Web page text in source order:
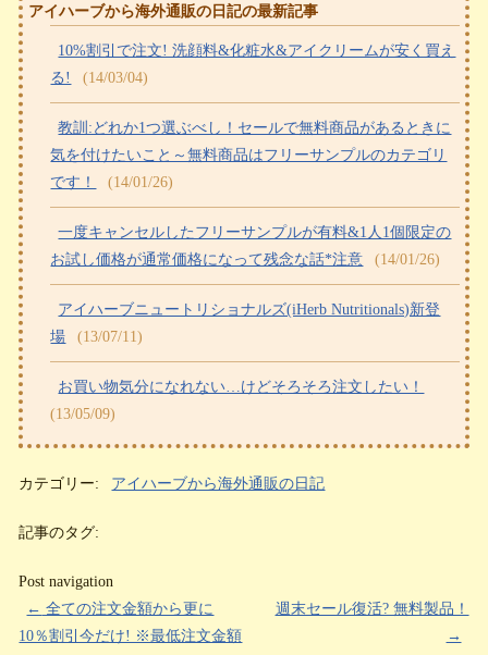
アイハーブから海外通販の日記の最新記事
10%割引で注文! 洗顔料&化粧水&アイクリームが安く買え
る!
(14/03/04)
教訓:どれか1つ選ぶべし！セールで無料商品があるときに
気を付けたいこと～無料商品はフリーサンプルのカテゴリ
です！
(14/01/26)
一度キャンセルしたフリーサンプルが有料&1人1個限定の
お試し価格が通常価格になって残念な話*注意
(14/01/26)
アイハーブニュートリショナルズ(iHerb Nutritionals)新登
場
(13/07/11)
お買い物気分になれない…けどそろそろ注文したい！
(13/05/09)
カテゴリー: アイハーブから海外通販の日記
記事のタグ:
Post navigation
← 全ての注文金額から更に
10％割引今だけ! ※最低注文金額
週末セール復活? 無料製品！
→